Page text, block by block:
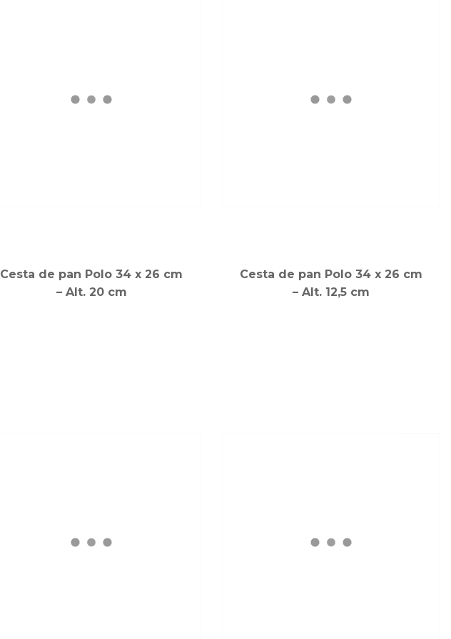
Cesta de pan Polo 34 x 26 cm
– Alt. 20 cm
Cesta de pan Polo 34 x 26 cm
– Alt. 12,5 cm